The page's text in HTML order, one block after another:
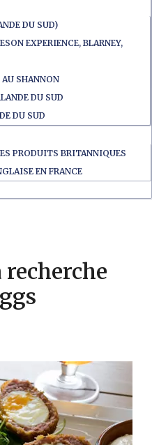
DU SUD)
EXPERIENCE, BLARNEY,
SHANNON
DU SUD
DU SUD
PRODUITS BRITANNIQUES
EN FRANCE
recherche